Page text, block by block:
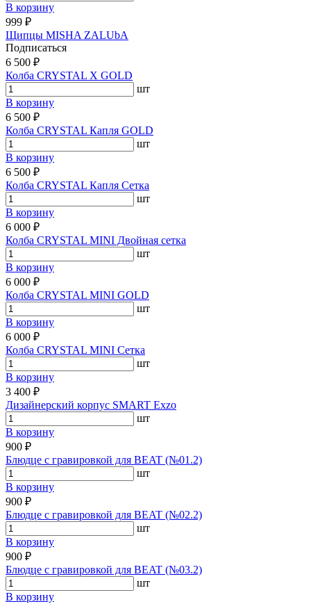
В корзину
999 ₽
Щипцы MISHA ZALUbA
Подписаться
6 500 ₽
Колба CRYSTAL X GOLD
шт
В корзину
6 500 ₽
Колба CRYSTAL Капля GOLD
шт
В корзину
6 500 ₽
Колба CRYSTAL Капля Сетка
шт
В корзину
6 000 ₽
Колба CRYSTAL MINI Двойная сетка
шт
В корзину
6 000 ₽
Колба CRYSTAL MINI GOLD
шт
В корзину
6 000 ₽
Колба CRYSTAL MINI Сетка
шт
В корзину
3 400 ₽
Дизайнерский корпус SMART Exzo
шт
В корзину
900 ₽
Блюдце с гравировкой для BEAT (№01.2)
шт
В корзину
900 ₽
Блюдце с гравировкой для BEAT (№02.2)
шт
В корзину
900 ₽
Блюдце с гравировкой для BEAT (№03.2)
шт
В корзину